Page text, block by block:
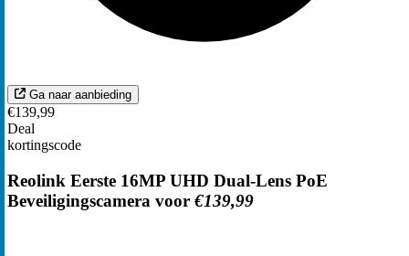
Ga naar aanbieding
€139,99
Deal
kortingscode
Reolink Eerste 16MP UHD Dual-Lens PoE
Beveiligingscamera voor €139,99